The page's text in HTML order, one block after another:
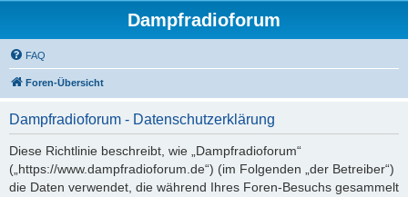
Dampfradioforum
FAQ
Foren-Übersicht
Dampfradioforum - Datenschutzerklärung
Diese Richtlinie beschreibt, wie „Dampfradioforum“
(„https://www.dampfradioforum.de“) (im Folgenden „der Betreiber“)
die Daten verwendet, die während Ihres Foren-Besuchs gesammelt